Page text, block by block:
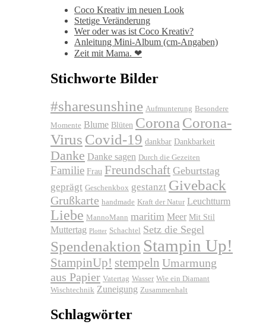
Coco Kreativ im neuen Look
Stetige Veränderung
Wer oder was ist Coco Kreativ?
Anleitung Mini-Album (cm-Angaben)
Zeit mit Mama. ❤
Stichworte Bilder
#sharesunshine Aufmunterung Besondere
Momente Blume Blüten CoronaCorona-
Virus Covid-19 dankbar Dankbarkeit
Danke Danke sagen Durch die Gezeiten
Familie Frau Freundschaft Geburtstag
geprägt Geschenkbox gestanzt Giveback
Grußkarte handmade Kraft der Natur Leuchtturm
Liebe MannoMann maritim Meer Mit Stil
Muttertag Plotter Schachtel Setz die Segel
Spendenaktion Stampin Up!
StampinUp! stempeln Umarmung
aus Papier Vatertag Wasser Wie ein Diamant
Wischtechnik Zuneigung Zusammenhalt
Schlagwörter